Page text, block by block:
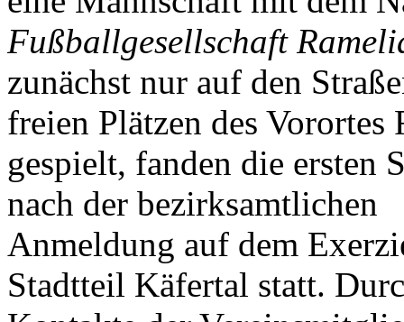
Fußballgesellschaft
zunächst nur auf den
freien Plätzen des Vorortes
gespielt, fanden die ersten
nach der bezirksamtlichen
Anmeldung auf dem
Stadtteil Käfertal statt.